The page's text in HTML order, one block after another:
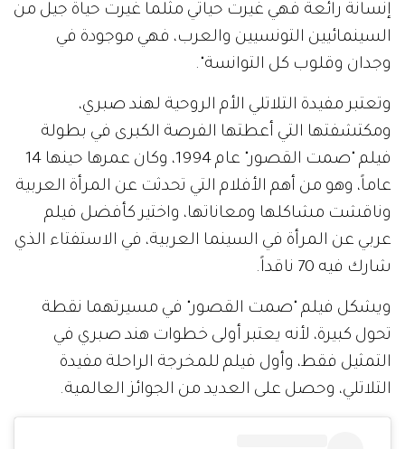
إنسانة رائعة فهي غيرت حياتي مثلما غيرت حياة جيل من
السينمائيين التونسيين والعرب، فهي موجودة في
وجدان وقلوب كل التوانسة".
وتعتبر مفيدة التلاتلي الأم الروحية لهند صبري،
ومكتشفتها التي أعطتها الفرصة الكبرى في بطولة
فيلم "صمت القصور" عام 1994، وكان عمرها حينها 14
عاماً، وهو من أهم الأفلام التي تحدثت عن المرأة العربية
وناقشت مشاكلها ومعاناتها، واختير كأفضل فيلم
عربي عن المرأة في السينما العربية، في الاستفتاء الذي
شارك فيه 70 ناقداً.
ويشكل فيلم "صمت القصور" في مسيرتهما نقطة
تحول كبيرة، لأنه يعتبر أولى خطوات هند صبري في
التمثيل فقط، وأول فيلم للمخرجة الراحلة مفيدة
التلاتلي، وحصل على العديد من الجوائز العالمية.